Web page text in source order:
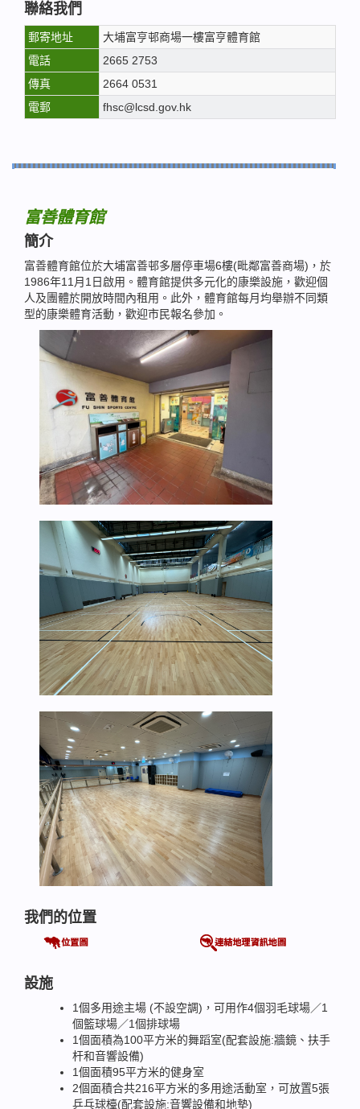
聯絡我們
郵寄地址
大埔富亨邨商場一樓富亨體育館
電話
2665 2753
傳真
2664 0531
電郵
fhsc@lcsd.gov.hk
富善體育館
簡介
富善體育館位於大埔富善邨多層停車場6樓(毗鄰富善商場)，於
1986年11月1日啟用。體育館提供多元化的康樂設施，歡迎個
人及團體於開放時間內租用。此外，體育館每月均舉辦不同類
型的康樂體育活動，歡迎市民報名參加。
我們的位置
設施
1個多用途主場 (不設空調)，可用作4個羽毛球場／1
個籃球場／1個排球場
1個面積為100平方米的舞蹈室(配套設施:牆鏡、扶手
杆和音響設備)
1個面積95平方米的健身室
2個面積合共216平方米的多用途活動室，可放置5張
乒乓球檯(配套設施:音響設備和地墊)